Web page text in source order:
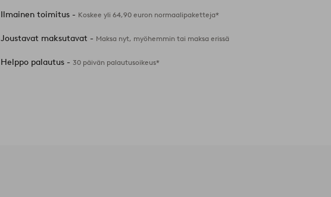
Ilmainen toimitus - Koskee yli 64,90 euron normaalipaketteja*
Joustavat maksutavat - Maksa nyt, myöhemmin tai maksa erissä
Helppo palautus -30 päivän palautusoikeus*